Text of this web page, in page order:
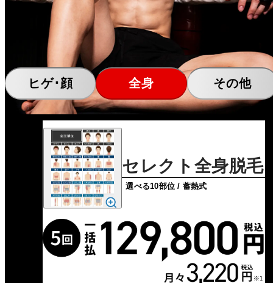
ヒゲ･顔 全身 その他
セレクト全身脱毛
選べる10部位 / 蓄熱式